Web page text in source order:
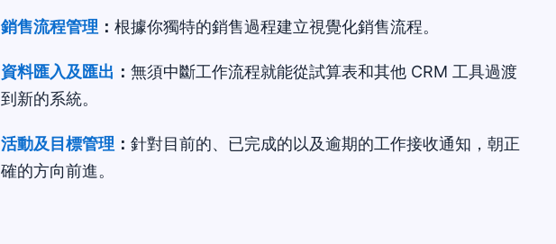
銷售流程管理 ： 根據你獨特的銷售過程建立視覺化銷售流程。
資料匯入及匯出 ： 無須中斷工作流程就能從試算表和其他 CRM 工具過渡
到新的系統。
活動及目標管理 ： 針對目前的、已完成的以及逾期的工作接收通知，朝正
確的方向前進。